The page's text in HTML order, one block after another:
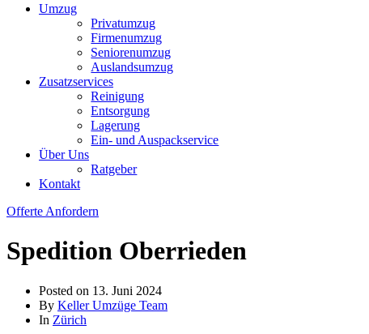
Umzug
Privatumzug
Firmenumzug
Seniorenumzug
Auslandsumzug
Zusatzservices
Reinigung
Entsorgung
Lagerung
Ein- und Auspackservice
Über Uns
Ratgeber
Kontakt
Offerte Anfordern
Spedition Oberrieden
Posted on 13. Juni 2024
By Keller Umzüge Team
In Zürich